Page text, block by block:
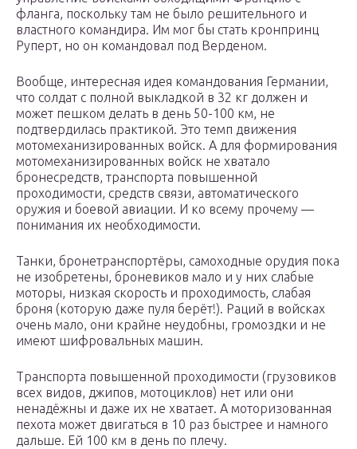
фланга, поскольку там не было решительного и
властного командира. Им мог бы стать кронпринц
Руперт, но он командовал под Верденом.
Вообще, интересная идея командования Германии,
что солдат с полной выкладкой в 32 кг должен и
может пешком делать в день 50-100 км, не
подтвердилась практикой. Это темп движения
мотомеханизированных войск. А для формирования
мотомеханизированных войск не хватало
бронесредств, транспорта повышенной
проходимости, средств связи, автоматического
оружия и боевой авиации. И ко всему прочему —
понимания их необходимости.
Танки, бронетранспортёры, самоходные орудия пока
не изобретены, броневиков мало и у них слабые
моторы, низкая скорость и проходимость, слабая
броня (которую даже пуля берёт!). Раций в войсках
очень мало, они крайне неудобны, громоздки и не
имеют шифровальных машин.
Транспорта повышенной проходимости (грузовиков
всех видов, джипов, мотоциклов) нет или они
ненадёжны и даже их не хватает. А моторизованная
пехота может двигаться в 10 раз быстрее и намного
дальше. Ей 100 км в день по плечу.